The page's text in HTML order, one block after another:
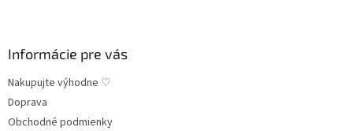
Informácie pre vás
Nakupujte výhodne ♡
Doprava
Obchodné podmienky